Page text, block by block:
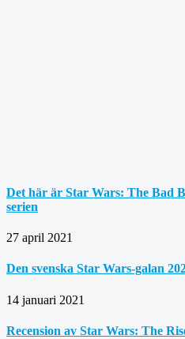
Det här är Star Wars: The Bad
serien
27 april 2021
Den svenska Star Wars-galan
14 januari 2021
Recension av Star Wars: The